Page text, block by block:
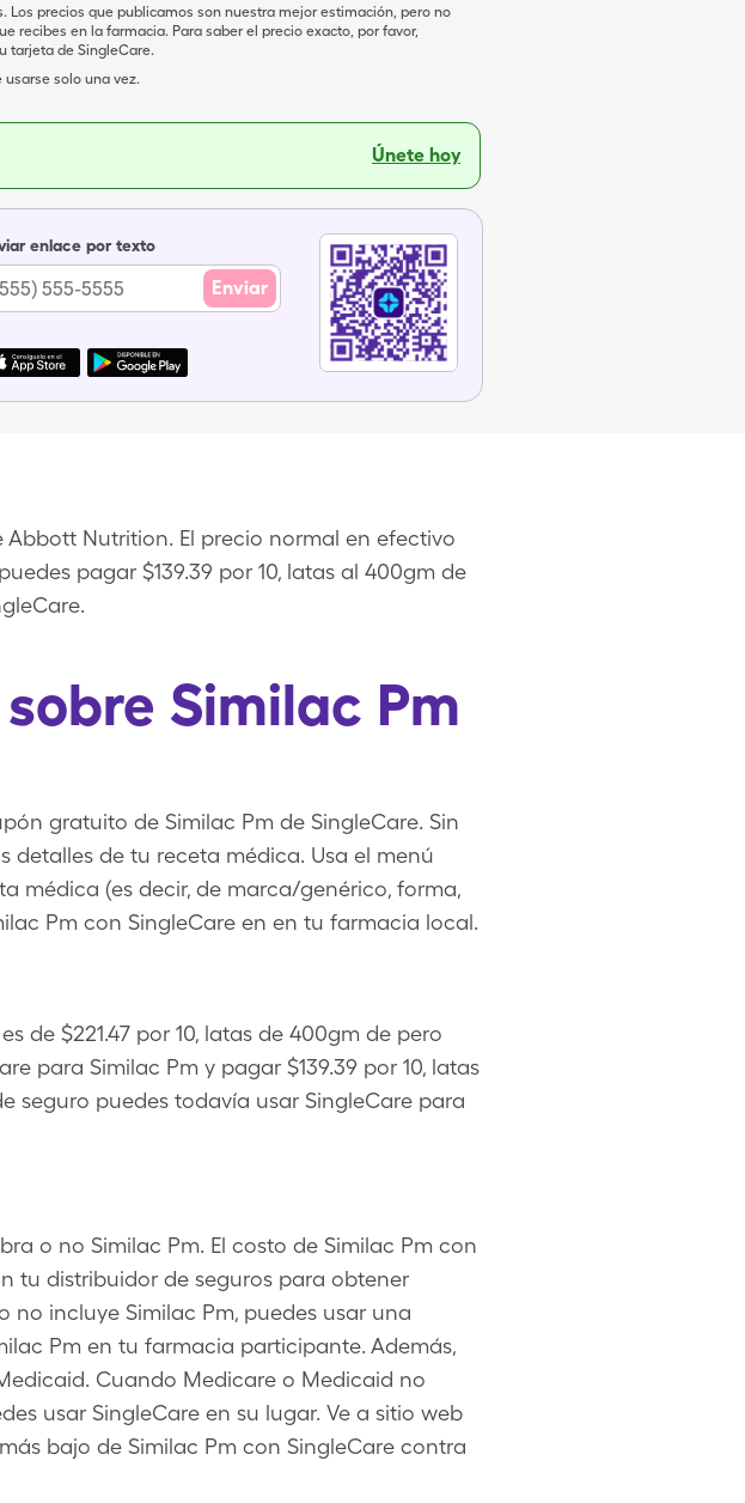
precios que publicamos son nuestra mejor estimación, pero no
recibes en la farmacia. Para saber el precio exacto, por favor,
tarjeta de SingleCare.
solo una vez.
Únete hoy
enlace por texto
Enviar
Nutrition. El precio normal en efectivo
pagar $139.39 por 10, latas al 400gm de
Similac Pm
gratuito de Similac Pm de SingleCare. Sin
detalles de tu receta médica. Usa el menú
médica (es decir, de marca/genérico, forma,
Pm con SingleCare en en tu farmacia local.
de $221.47 por 10, latas de 400gm de pero
para Similac Pm y pagar $139.39 por 10, latas
seguro puedes todavía usar SingleCare para
o no Similac Pm. El costo de Similac Pm con
tu distribuidor de seguros para obtener
no incluye Similac Pm, puedes usar una
Pm en tu farmacia participante. Además,
Cuando Medicare o Medicaid no
usar SingleCare en su lugar. Ve a sitio web
bajo de Similac Pm con SingleCare contra